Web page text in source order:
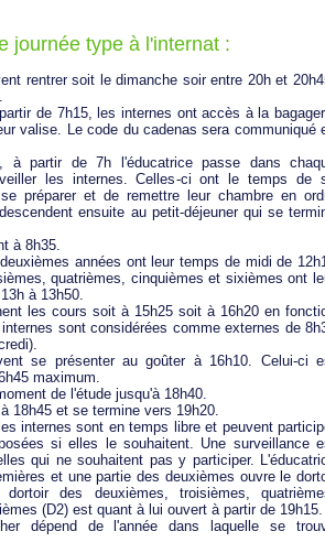
journée type à l'internat :
rentrer soit le dimanche soir entre 20h et
de 7h15, les internes ont accès à la
valise. Le code du cadenas sera communiqué
à partir de 7h l'éducatrice passe dans
les internes. Celles-ci ont le temps de
préparer et de remettre leur chambre en
ensuite au petit-déjeuner qui se
à 8h35.
années ont leur temps de midi de
quatrièmes, cinquièmes et sixièmes ont
à 13h50.
les cours soit à 15h25 soit à 16h20 en
sont considérées comme externes de
se présenter au goûter à 16h10. Celui-ci
maximum.
de l'étude jusqu'à 18h40.
18h45 et se termine vers 19h20.
internes sont en temps libre et peuvent
si elles le souhaitent. Une surveillance
qui ne souhaitent pas y participer.
et une partie des deuxièmes ouvre le
des deuxièmes, troisièmes,
(D2) est quant à lui ouvert à partir de 19h15.
dépend de l'année dans laquelle se